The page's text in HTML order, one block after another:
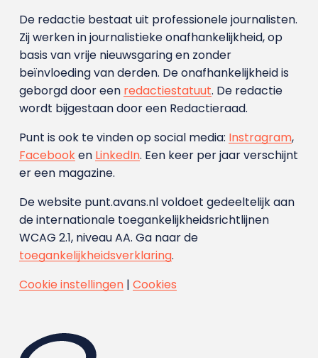
De redactie bestaat uit professionele journalisten.
Zij werken in journalistieke onafhankelijkheid, op
basis van vrije nieuwsgaring en zonder
beïnvloeding van derden. De onafhankelijkheid is
geborgd door een redactiestatuut. De redactie
wordt bijgestaan door een Redactieraad.
Punt is ook te vinden op social media: Instragram,
Facebooken LinkedIn. Een keer per jaar verschijnt
er een magazine.
De website punt.avans.nl voldoet gedeeltelijk aan
de internationale toegankelijkheidsrichtlijnen
WCAG 2.1, niveau AA. Ga naar de
toegankelijkheidsverklaring.
Cookie instellingen| Cookies